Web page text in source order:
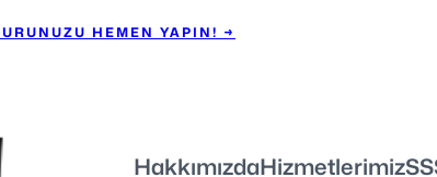
HEMEN YAPIN! →
HakkımızdaHizmetlerimiz